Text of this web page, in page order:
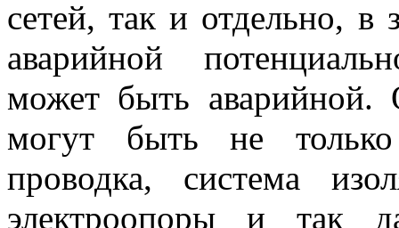
сетей, так и отдельно, в
аварийной
может быть аварийной.
могут быть не
проводка, система
электроопоры и так